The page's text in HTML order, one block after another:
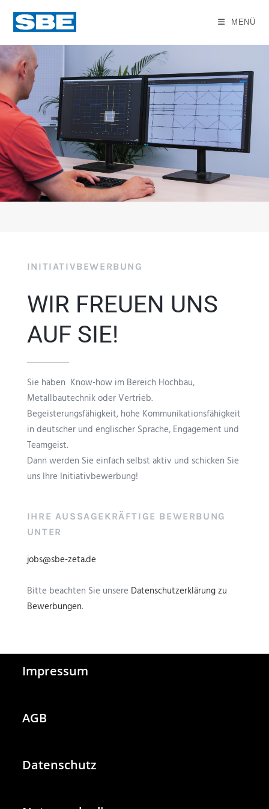
MENÜ
INITIATIVBEWERBUNG
WIR FREUEN UNS
AUF SIE!
Sie haben Know-how im Bereich Hochbau,
Metallbautechnik oder Vertrieb.
Begeisterungsfähigkeit, hohe Kommunikationsfähigkeit
in deutscher und englischer Sprache, Engagement und
Teamgeist.
Dann werden Sie einfach selbst aktiv und schicken Sie
uns Ihre Initiativbewerbung!
IHRE AUSSAGEKRÄFTIGE BEWERBUNG
UNTER
jobs@sbe-zeta.de
Bitte beachten Sie unsere Datenschutzerklärung zu
Bewerbungen.
Impressum
AGB
Datenschutz